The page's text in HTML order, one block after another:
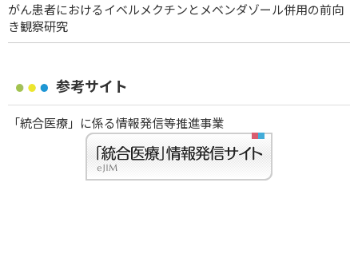
がん患者におけるイベルメクチンとメベンダゾール併用の前向
き観察研究
参考サイト
「統合医療」に係る情報発信等推進事業